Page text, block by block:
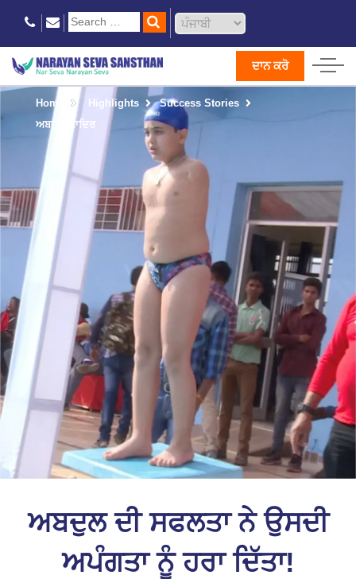
ਦਾਨ ਕਰੋ
Home Highlights
Success Stories
ਅਬਦੁਲ ਕਾਦਿਰ
ਅਬਦੁਲ ਦੀ ਸਫਲਤਾ ਨੇ ਉਸਦੀ
ਅਪੰਗਤਾ ਨੂੰ ਹਰਾ ਦਿੱਤਾ!